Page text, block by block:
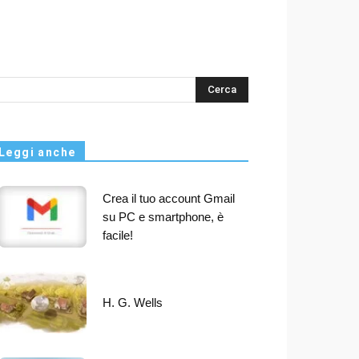
s
anche
Crea il tuo account Gmail
su PC e smartphone, è
facile!
H. G. Wells